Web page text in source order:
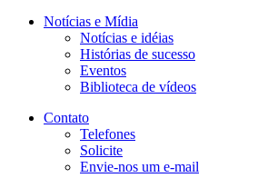
Notícias e Mídia
Notícias e idéias
Histórias de sucesso
Eventos
Biblioteca de vídeos
Contato
Telefones
Solicite
Envie-nos um e-mail